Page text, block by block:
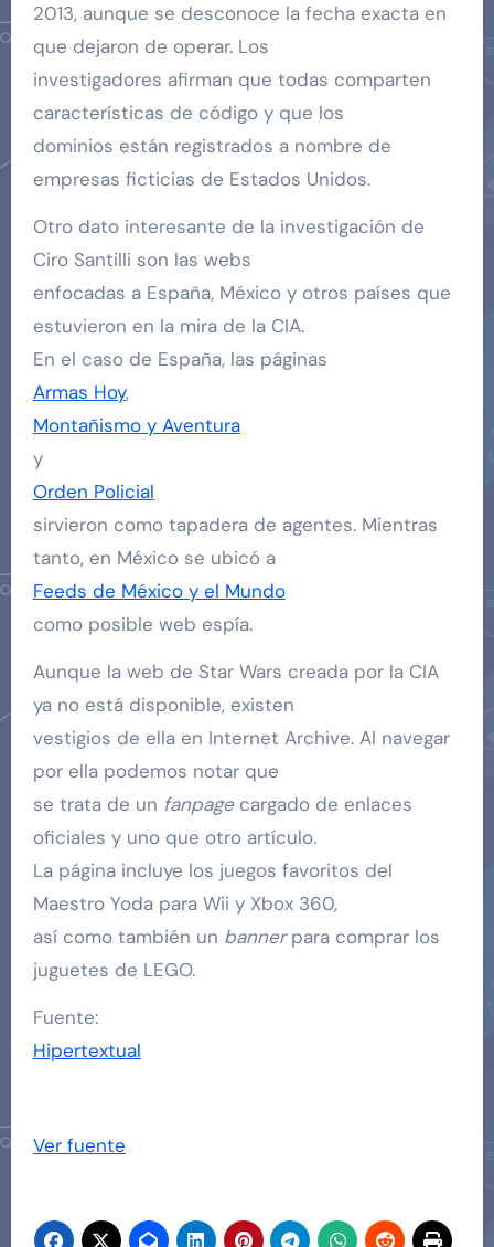
2013, aunque se desconoce la fecha exacta en
que dejaron de operar. Los
investigadores afirman que todas comparten
características de código y que los
dominios están registrados a nombre de
empresas ficticias de Estados Unidos.
Otro dato interesante de la investigación de
Ciro Santilli son las webs
enfocadas a España, México y otros países que
estuvieron en la mira de la CIA.
En el caso de España, las páginas
Armas Hoy,
Montañismo y Aventura
y
Orden Policial
sirvieron como tapadera de agentes. Mientras
tanto, en México se ubicó a
Feeds de México y el Mundo
como posible web espía.
Aunque la web de Star Wars creada por la CIA
ya no está disponible, existen
vestigios de ella en Internet Archive. Al navegar
por ella podemos notar que
se trata de un fanpagecargado de enlaces
oficiales y uno que otro artículo.
La página incluye los juegos favoritos del
Maestro Yoda para Wii y Xbox 360,
así como también un bannerpara comprar los
juguetes de LEGO.
Fuente:
Hipertextual
Ver fuente